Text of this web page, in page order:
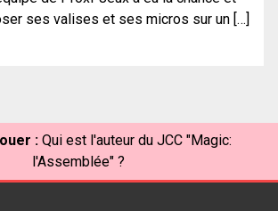
ses valises et ses micros sur un […]
: Qui est l'auteur du JCC "Magic:
l'Assemblée" ?